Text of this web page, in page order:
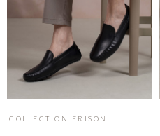
COLLECTION FRISON